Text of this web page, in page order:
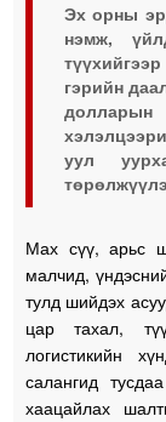
Эх орны
нэмж,
гэрийн
уул
Мах сүү, арьс
малчид,
тулд шийдэх
цар тахал,
логистикийн
салангид
хаацайлах